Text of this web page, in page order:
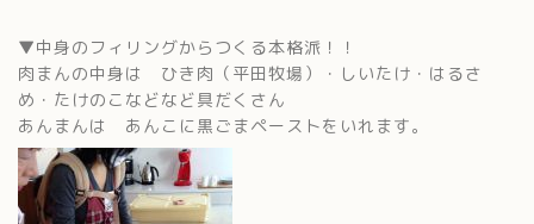
▼中身のフィリングからつくる本格派！！
肉まんの中身は ひき肉（平田牧場）・しいたけ・はるさ
め・たけのこなどなど具だくさん
あんまんは あんこに黒ごまペーストをいれます。